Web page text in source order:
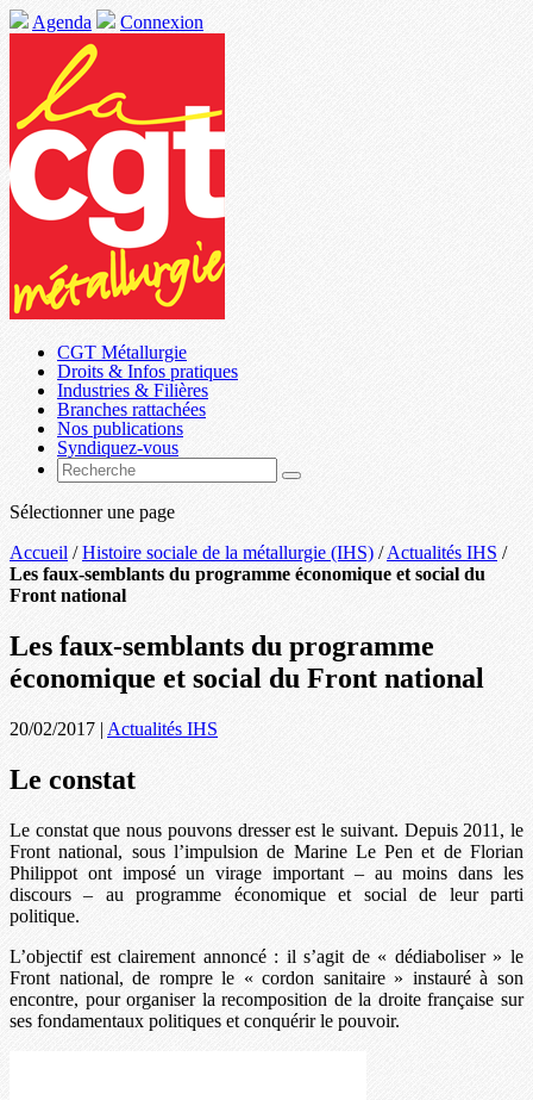
Agenda Connexion
CGT Métallurgie
Droits & Infos pratiques
Industries & Filières
Branches rattachées
Nos publications
Syndiquez-vous
Sélectionner une page
Accueil /Histoire sociale de la métallurgie (IHS) /Actualités IHS /
Les faux-semblants du programme économique et social du
Front national
Les faux-semblants du programme
économique et social du Front national
20/02/2017 | Actualités IHS
Le constat
Le constat que nous pouvons dresser est le suivant. Depuis 2011, le
Front national, sous l’impulsion de Marine Le Pen et de Florian
Philippot ont imposé un virage important – au moins dans les
discours – au programme économique et social de leur parti
politique.
L’objectif est clairement annoncé : il s’agit de « dédiaboliser » le
Front national, de rompre le « cordon sanitaire » instauré à son
encontre, pour organiser la recomposition de la droite française sur
ses fondamentaux politiques et conquérir le pouvoir.